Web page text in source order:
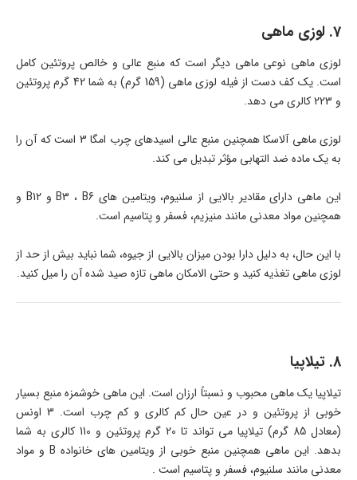
7. لوزی ماهی
لوزی ماهی نوعی ماهی دیگر است که منبع عالی و خالص پروتئین کامل
است. یک کف دست از فیله لوزی ماهی (159 گرم) به شما 42 گرم پروتئین
و 223 کالری می دهد.
لوزی ماهی آلاسکا همچنین منبع عالی اسیدهای چرب امگا 3 است که آن را
به یک ماده ضد التهابی مؤثر تبدیل می کند.
این ماهی دارای مقادیر بالایی از سلنیوم، ویتامین های B3 ، B6 و B12 و
همچنین مواد معدنی مانند منیزیم، فسفر و پتاسیم است.
با این حال، به دلیل دارا بودن میزان بالایی از جیوه، شما نباید بیش از حد از
لوزی ماهی تغذیه کنید و حتی الامکان ماهی تازه صید شده آن را میل کنید.
8. تیلاپیا
تیلاپیا یک ماهی محبوب و نسبتاً ارزان است. این ماهی خوشمزه منبع بسیار
خوبی از پروتئین و در عین حال کم کالری و کم چرب است. 3 اونس
(معادل 85 گرم) تیلاپیا می تواند تا 20 گرم پروتئین و 110 کالری به شما
بدهد. این ماهی همچنین منبع خوبی از ویتامین های خانواده B و مواد
معدنی مانند سلنیوم، فسفر و پتاسیم است .